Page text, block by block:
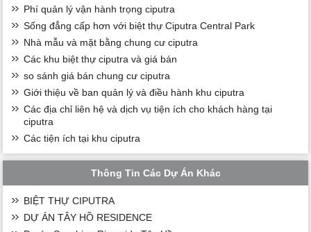
Phí quản lý vận hành trọng ciputra
Sống đẳng cấp hơn với biệt thự Ciputra Central Park
Nhà mẫu và mặt bằng chung cư ciputra
Các khu biệt thự ciputra và giá bán
so sánh giá bán chung cư ciputra
Giới thiệu về ban quản lý và điều hành khu ciputra
Các địa chỉ liên hệ và dịch vụ tiện ích cho khách hàng tại
ciputra
Các tiện ích tại khu ciputra
Thông Tin Các Dự Án Khác
BIỆT THỰ CIPUTRA
DỰ ÁN TÂY HỒ RESIDENCE